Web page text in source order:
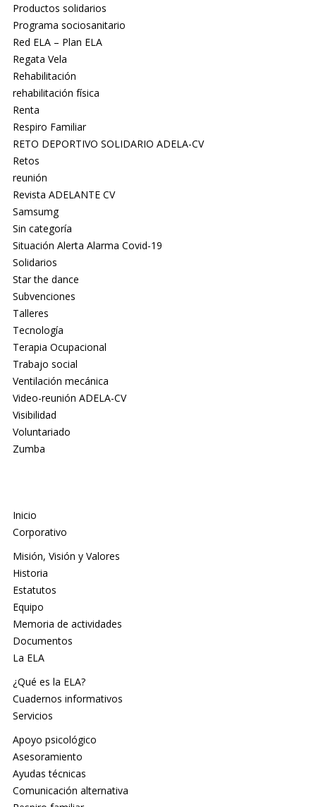
Productos solidarios
Programa sociosanitario
Red ELA – Plan ELA
Regata Vela
Rehabilitación
rehabilitación física
Renta
Respiro Familiar
RETO DEPORTIVO SOLIDARIO ADELA-CV
Retos
reunión
Revista ADELANTE CV
Samsumg
Sin categoría
Situación Alerta Alarma Covid-19
Solidarios
Star the dance
Subvenciones
Talleres
Tecnología
Terapia Ocupacional
Trabajo social
Ventilación mecánica
Video-reunión ADELA-CV
Visibilidad
Voluntariado
Zumba
Inicio
Corporativo
Misión, Visión y Valores
Historia
Estatutos
Equipo
Memoria de actividades
Documentos
La ELA
¿Qué es la ELA?
Cuadernos informativos
Servicios
Apoyo psicológico
Asesoramiento
Ayudas técnicas
Comunicación alternativa